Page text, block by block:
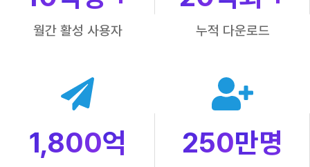
월간 활성 사용자 누적 다운로드
1,800억
250만명